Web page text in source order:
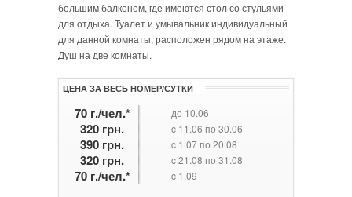
большим балконом, где имеются стол со стульями
для отдыха. Туалет и умывальник индивидуальный
для данной комнаты, расположен рядом на этаже.
Душ на две комнаты.
ЦЕНА ЗА ВЕСЬ НОМЕР/СУТКИ
70 г./чел.* до 10.06
320 грн. c 11.06 по 30.06
390 грн. c 1.07 по 20.08
320 грн. c 21.08 по 31.08
70 г./чел.* c 1.09